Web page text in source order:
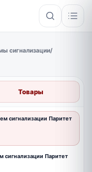
сигнализации/
Товары
сигнализации Паритет
сигнализации Паритет